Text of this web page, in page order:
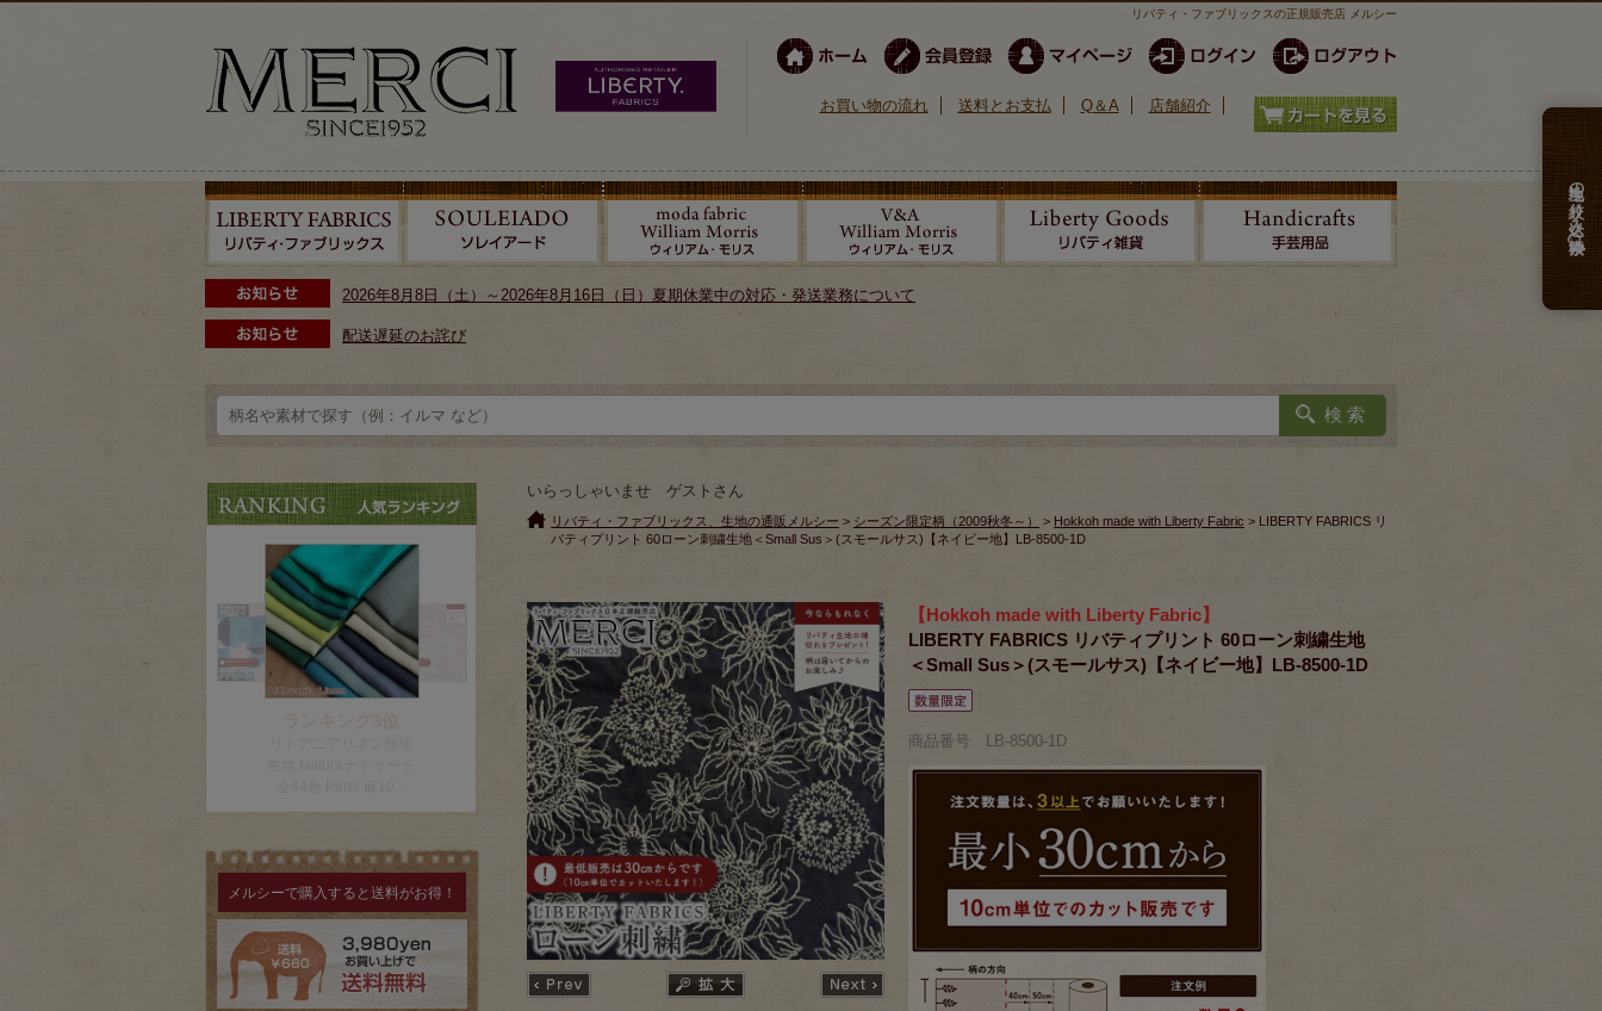
リバティ・ファブリックスの正規販売店 メルシー
お買い物の流れ 送料とお支払 Q＆A 店舗紹介
2026年8月8日（土）～2026年8月16日（日）夏期休業中の対応・発送業務について
配送遅延のお詫び
生地の絞り込み検索
メルシーで購入すると送料がお得！
いらっしゃいませ ゲストさん
リバティ・ファブリックス、生地の通販メルシー > シーズン限定柄（2009秋冬～） > Hokkoh made with Liberty Fabric > LIBERTY FABRICS リ
バティプリント 60ローン刺繍生地＜Small Sus＞(スモールサス)【ネイビー地】LB-8500-1D
【Hokkoh made with Liberty Fabric】
LIBERTY FABRICS リバティプリント 60ローン刺繍生地
＜Small Sus＞(スモールサス)【ネイビー地】LB-8500-1D
商品番号 LB-8500-1D